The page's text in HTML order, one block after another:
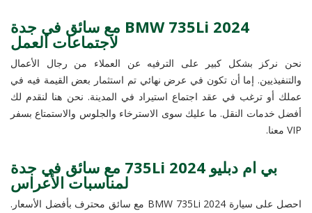
BMW 735Li 2024 مع سائق في جدة
لاجتماعات العمل
نحن نركز بشكل كبير على الترفيه عن العملاء من رجال الأعمال
والتنفيذيين. إما أن تكون في عرض نهائي تم استثمار بعض القيمة فيه في
عملك أو ترغب في عقد اجتماع استيراد في المدينة. نحن هنا لنقدم لك
أفضل خدمات النقل. ما عليك سوى الاسترخاء والجلوس والاستمتاع بسفر
VIP معنا.
بي ام دبليو 735Li 2024 مع سائق في جدة
لمناسبات الأعراس
احصل على سيارة BMW 735Li 2024 مع سائق محترف بأفضل الأسعار.